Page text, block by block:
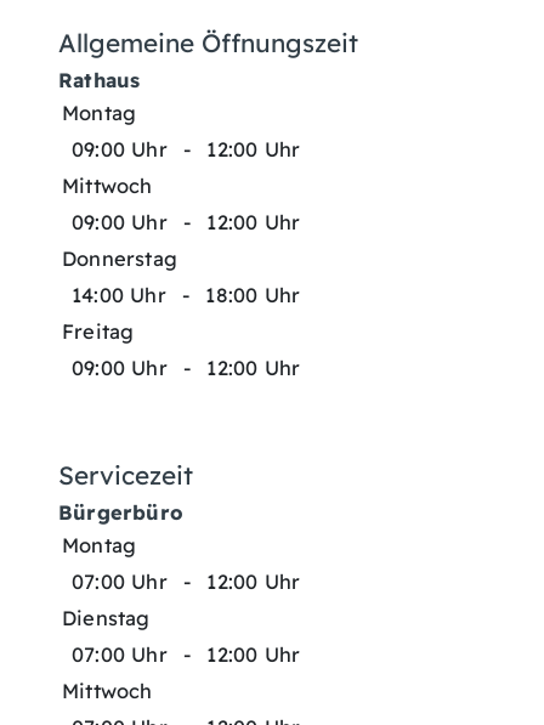
Allgemeine Öffnungszeit
Rathaus
Montag
09:00 Uhr
-
12:00 Uhr
Mittwoch
09:00 Uhr
-
12:00 Uhr
Donnerstag
14:00 Uhr
-
18:00 Uhr
Freitag
09:00 Uhr
- 12:00 Uhr
Servicezeit
Bürgerbüro
Montag
07:00 Uhr
-
12:00 Uhr
Dienstag
07:00 Uhr
-
12:00 Uhr
Mittwoch